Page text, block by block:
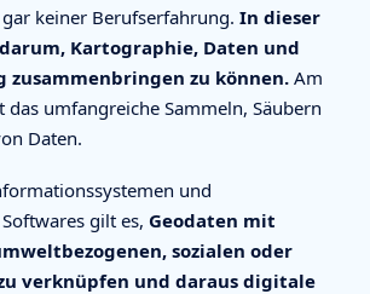
keiner Berufserfahrung. In dieser
Kartographie, Daten und
zusammenbringen zu können. Am
umfangreiche Sammeln, Säubern
Daten.
und
gilt es, Geodaten mit
sozialen oder
verknüpfen und daraus digitale